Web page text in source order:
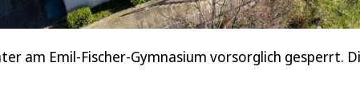
am Emil-Fischer-Gymnasium vorsorglich gesperrt.